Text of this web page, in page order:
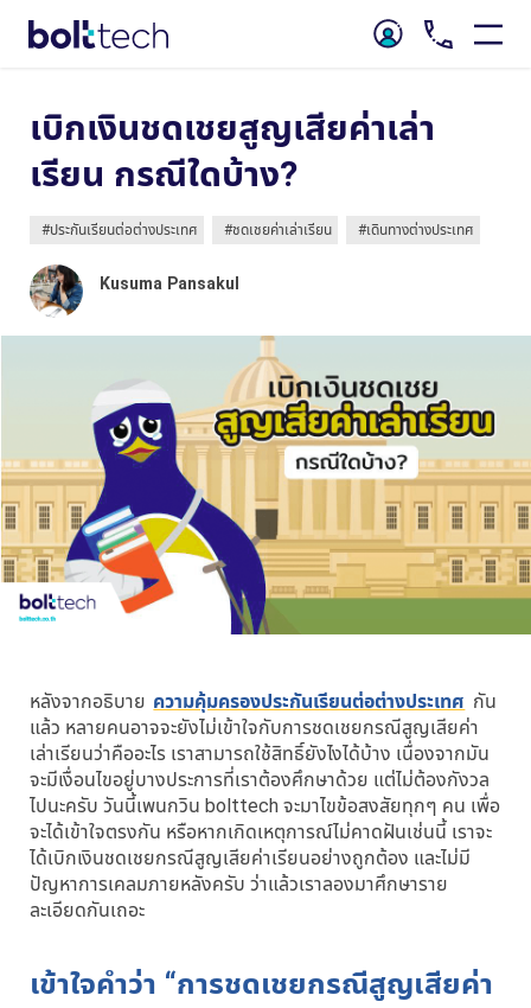
เบิกเงินชดเชยสูญเสียค่าเล่า
เรียน กรณีใดบ้าง?
#ประกันเรียนต่อต่างประเทศ #ชดเชยค่าเล่าเรียน #เดินทางต่างประเทศ
หลังจากอธิบาย ความคุ้มครองประกันเรียนต่อต่างประเทศ กัน
แล้ว หลายคนอาจจะยังไม่เข้าใจกับการชดเชยกรณีสูญเสียค่า
เล่าเรียนว่าคืออะไร เราสามารถใช้สิทธิ์ยังไงได้บ้าง เนื่องจากมัน
จะมีเงื่อนไขอยู่บางประการที่เราต้องศึกษาด้วย แต่ไม่ต้องกังวล
ไปนะครับ วันนี้เพนกวิน bolttech จะมาไขข้อสงสัยทุกๆ คน เพื่อ
จะได้เข้าใจตรงกัน หรือหากเกิดเหตุการณ์ไม่คาดฝันเช่นนี้ เราจะ
ได้เบิกเงินชดเชยกรณีสูญเสียค่าเรียนอย่างถูกต้อง และไม่มี
ปัญหาการเคลมภายหลังครับ ว่าแล้วเราลองมาศึกษาราย
ละเอียดกันเถอะ
เข้าใจคำว่า “การชดเชยกรณีสูญเสียค่า